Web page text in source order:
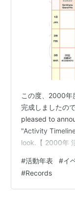
この度、2000年
完成しましたの
pleased to
"Activity
look.【 2000年
ト記録』とは、
したページで、
ト…
#活動年表 #イ
#Records